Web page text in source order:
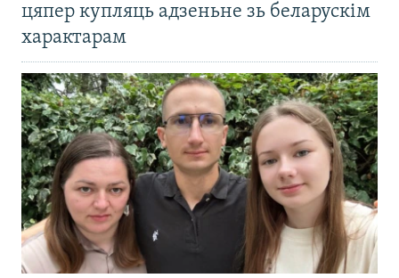
цяпер купляць адзеньне зь беларускім
характарам